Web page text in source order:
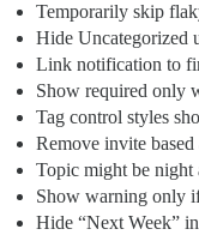
Temporarily skip
Hide Uncategorized
Link notification to
Show required only
Tag control styles
Remove invite based
Topic might be night
Show warning only
Hide “Next Week”